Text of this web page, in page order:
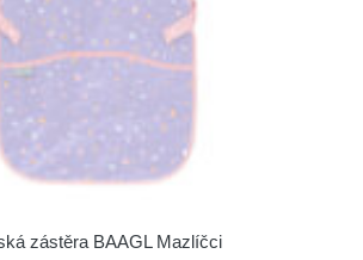
zástěra BAAGL Mazlíčci